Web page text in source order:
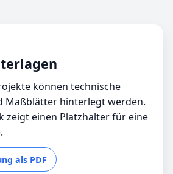
können technische
Maßblätter hinterlegt werden.
zeigt einen Platzhalter für eine
als PDF